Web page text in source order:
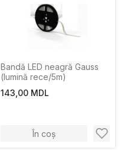
Bandă LED neagră Gauss
(lumină rece/5m)
143,00 MDL
În coș